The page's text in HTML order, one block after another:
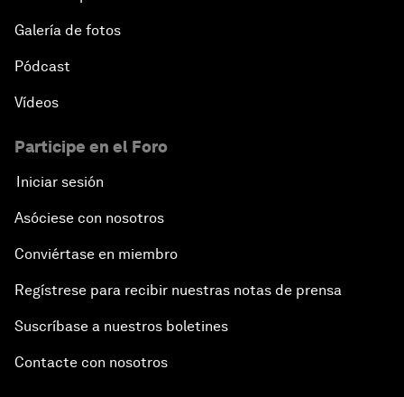
Galería de fotos
Pódcast
Vídeos
Participe en el Foro
Iniciar sesión
Asóciese con nosotros
Conviértase en miembro
Regístrese para recibir nuestras notas de prensa
Suscríbase a nuestros boletines
Contacte con nosotros